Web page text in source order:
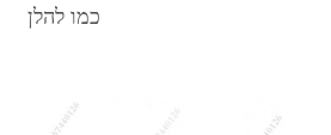
כמו להלן